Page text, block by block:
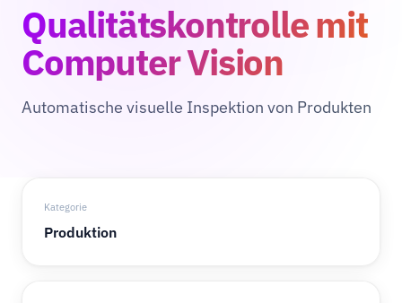
Qualitätskontrolle mit
Computer Vision
Automatische visuelle Inspektion von Produkten
Kategorie
Produktion